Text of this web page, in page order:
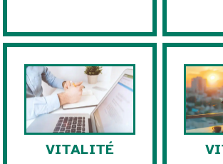
VITALITÉ